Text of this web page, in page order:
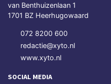
van Benthuizenlaan 1
1701 BZ Heerhugowaard
072 8200 600
redactie@xyto.nl
www.xyto.nl
SOCIAL MEDIA